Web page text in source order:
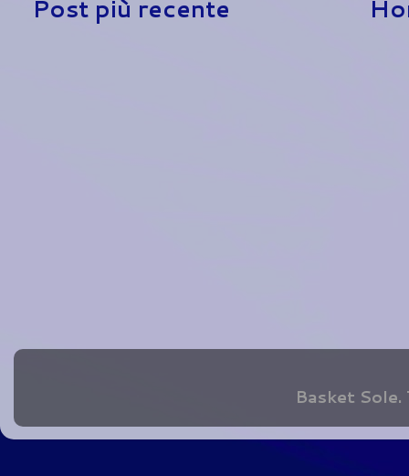
Post più recente
Basket